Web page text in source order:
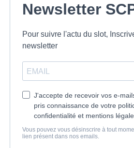
Newsletter
Pour suivre l'actu du slot,
newsletter
J'accepte de recevoir vos e-
pris connaissance de votre
confidentialité et mentions
Vous pouvez vous désinscrire à tout
lien présent dans nos emails.